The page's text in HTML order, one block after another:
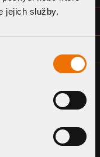
jejich služby.